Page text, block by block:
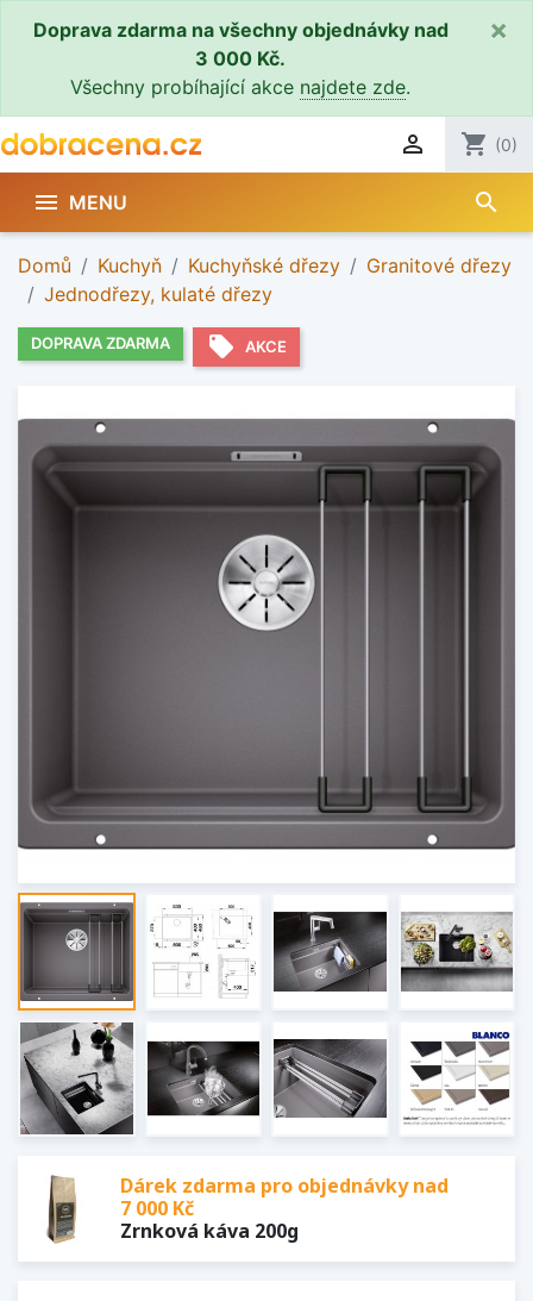
Doprava zdarma na všechny objednávky nad
3 000 Kč.
Všechny probíhající akce najdete zde.
×
 shopping_cart (0)
 MENU search
Domů Kuchyň Kuchyňské dřezy
Granitové dřezy
Jednodřezy, kulaté dřezy
DOPRAVA ZDARMA local_offer AKCE
Dárek zdarma pro objednávky nad
7 000 Kč
Zrnková káva 200g